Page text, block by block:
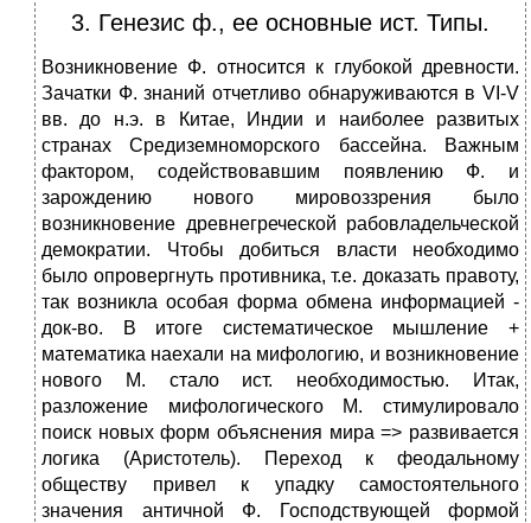
3. Генезис ф., ее основные ист. Типы.
Возникновение Ф. относится к глубокой древности.
Зачатки Ф. знаний отчетливо обнаруживаются в VI-V
вв. до н.э. в Китае, Индии и наиболее развитых
странах Средиземноморского бассейна. Важным
фактором, содействовавшим появлению Ф. и
зарождению нового мировоззрения было
возникновение древнегреческой рабовладельческой
демократии. Чтобы добиться власти необходимо
было опровергнуть противника, т.е. доказать правоту,
так возникла особая форма обмена информацией -
док-во. В итоге систематическое мышление +
математика наехали на мифологию, и возникновение
нового М. стало ист. необходимостью. Итак,
разложение мифологического М. стимулировало
поиск новых форм объяснения мира => развивается
логика (Аристотель). Переход к феодальному
обществу привел к упадку самостоятельного
значения античной Ф. Господствующей формой